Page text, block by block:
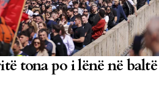
tona po i lënë në